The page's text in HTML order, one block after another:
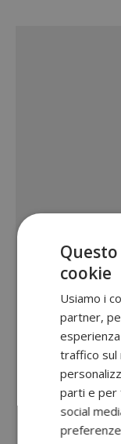
cookie
Usiamo i
partner,
traffico sul
parti e per
social